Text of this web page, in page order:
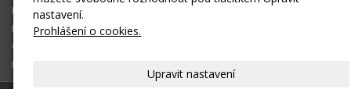
Ke stažení
Montáž a seřízení vázání
OBCHODNÍ PODMÍNKY
Košík
nastavení.
Prohlášení o cookies.
Upravit nastavení